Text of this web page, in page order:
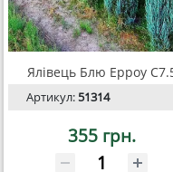
Ялівець Блю Ерроy
Артикул:51314
355 грн.